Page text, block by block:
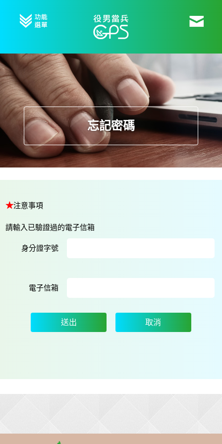
忘記密碼
注意事項
請輸入已驗證過的電子信箱
身分證字號
電子信箱
送出 取消